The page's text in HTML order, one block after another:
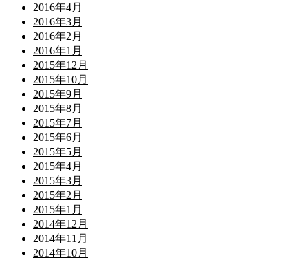
2016年4月
2016年3月
2016年2月
2016年1月
2015年12月
2015年10月
2015年9月
2015年8月
2015年7月
2015年6月
2015年5月
2015年4月
2015年3月
2015年2月
2015年1月
2014年12月
2014年11月
2014年10月